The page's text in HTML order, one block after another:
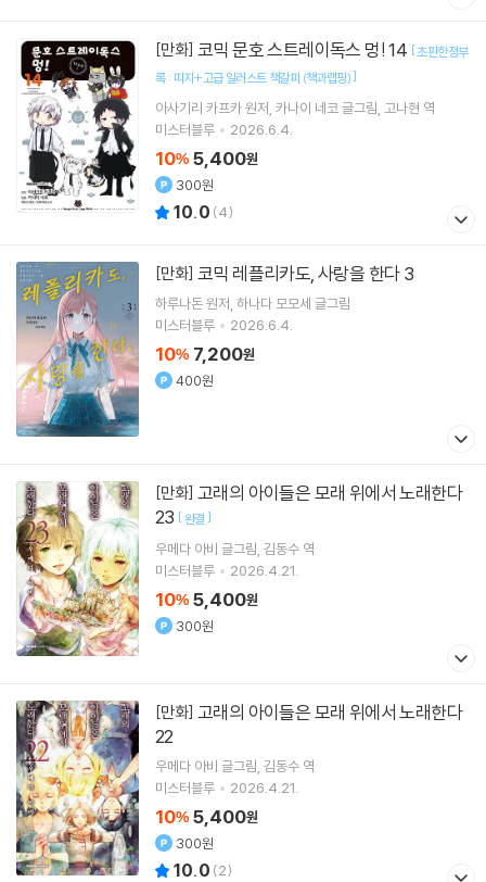
[만화] 코믹 문호 스트레이독스 멍! 14 [초판한정부
록 : 띠지+고급 일러스트 책갈피 (책과랩핑)]
아사기리 카프카원저 카나이 네코 글그림 고나현 역
미스터블루
2026.6.4.
10% 5,400원
300원
10.0 (4)
[만화] 코믹 레플리카도, 사랑을 한다 3
하루나돈원저 하나다 모모세 글그림
미스터블루
2026.6.4.
10% 7,200원
400원
[만화]
23 [완결 ]
우메다 아비 글그림 김동수 역
미스터블루
2026.4.21.
10% 5,400원
300원
[만화]
22
우메다 아비 글그림 김동수 역
미스터블루
2026.4.21.
10% 5,400원
300원
10.0 (2)